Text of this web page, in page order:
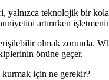
teknolojik bir
artırırken
olmak zorunda.
önüne geçer.
için ne gerekir?